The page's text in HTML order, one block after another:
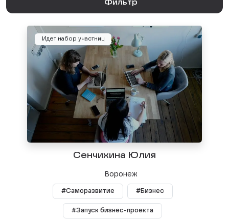
Фильтр
Идет набор участниц
Сенчихина Юлия
Воронеж
#Саморазвитие #Бизнес
#Запуск бизнес-проекта